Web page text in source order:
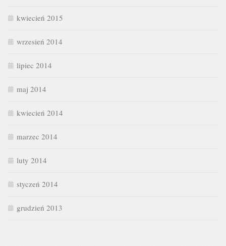
kwiecień 2015
wrzesień 2014
lipiec 2014
maj 2014
kwiecień 2014
marzec 2014
luty 2014
styczeń 2014
grudzień 2013